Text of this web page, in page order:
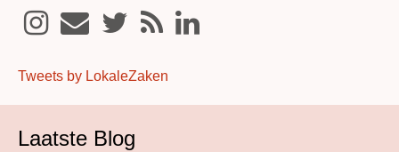
Tweets by LokaleZaken
Laatste Blog